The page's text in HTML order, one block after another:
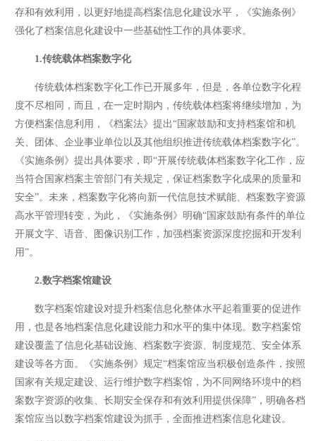
存和有效利用，以更好地提高档案信息化建设水平，《实施条例》
强化了档案信息化建设中一些基础性工作的具体要求。
1.传统载体档案数字化
传统载体档案数字化工作已开展多年，但是，各单位数字化程
度不尽相同，而且，在一定时期内，传统载体档案将继续增加，为
方便档案信息利用，《档案法》提出“国家鼓励和支持档案馆和机
关、团体、企业事业单位以及其他组织推进传统载体档案数字化”。
《实施条例》提出具体要求，即“开展传统载体档案数字化工作，应
当符合国家档案主管部门有关规定，保证档案数字化成果的质量和
安全”。未来，档案数字化将向新一代信息技术赋能、档案数字资源
高水平管理转变，为此，《实施条例》明确“国家鼓励有条件的单位
开展文字、语音、图像识别工作，加强档案资源深度挖掘和开发利
用”。
2.数字档案馆建设
数字档案馆建设对提升档案信息化整体水平起着重要的促进作
用，也是各地档案信息化建设能力和水平的集中体现。数字档案馆
建设覆盖了信息化基础设施、档案数字资源、制度规范、安全体系
建设等各方面。《实施条例》规定“档案馆应当积极创造条件，按照
国家有关规定建设、运行维护数字档案馆，为不同网络环境中的档
案数字资源的收集、长期安全保存和有效利用提供保障”，明确各档
案馆应当以数字档案馆建设为抓手，全面推进档案信息化建设。